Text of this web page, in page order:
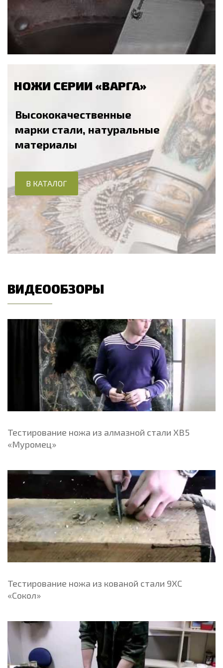
НОЖИ СЕРИИ «ВАРГА»
Высококачественные
марки стали, натуральные
материалы
В КАТАЛОГ
ВИДЕООБЗОРЫ
Тестирование ножа из алмазной стали ХВ5
«Муромец»
Тестирование ножа из кованой стали 9ХС
«Сокол»